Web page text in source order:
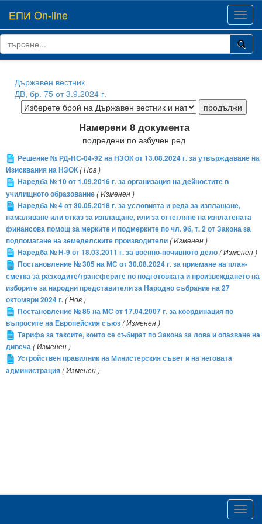
ЕПИ On-line
Държавен вестник
ДВ, бр. 75 от 3.9.2024 г.
Намерени 8 документа
подредени по азбучен ред
Решение № РД-НС-04-92 на НЗОК от 13.08.2024 г. за утвърждаване на
Изисквания на НЗОК( Нов )
Наредба № 10 от 1.09.2016 г. за организация на дейностите в
училищното образование( Изменен )
Наредба № 4 от 30.05.2018 г. за условията и реда за изплащане,
намаляване или отказ за изплащане, или за оттегляне на изплатената
финансова помощ за мерките и подмерките по чл. 9б, т. 2 от Закона за
подпомагане на земеделските производители( Изменен )
Наредба № Н-9 от 18.03.2011 г. за военно-почивното дело( Изменен )
Постановление № 305 на МС от 30.08.2024 г. за приемане на план-
сметка за разходите/трансферите по подготовката и произвеждането на
изборите за народни представители за Народно събрание на 27
октомври 2024 г.( Нов )
Постановление № 85 на МС от 17.04.2007 г. за координация по
въпросите на Европейския съюз( Изменен )
Тарифа за таксите, които се събират по Закона за лова и опазване на
дивеча( Изменен )
Устройствен правилник на Министерския съвет и на неговата
администрация( Изменен )